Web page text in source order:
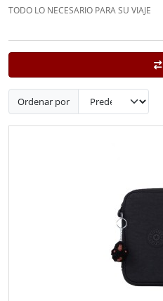
TODO LO NECESARIO PARA SU VIAJE
Ordenar por